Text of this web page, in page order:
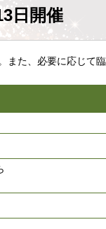
日開催
また、必要に応じて